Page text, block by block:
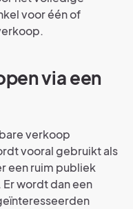
voor één of
via een
verkoop
vooral gebruikt als
een ruim publiek
wordt dan een